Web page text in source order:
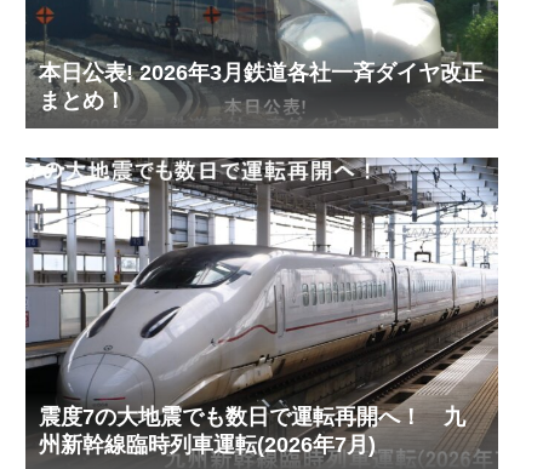
本日公表! 2026年3月鉄道各社一斉ダイヤ改正
まとめ！
震度7の大地震でも数日で運転再開へ！ 九
州新幹線臨時列車運転(2026年7月)